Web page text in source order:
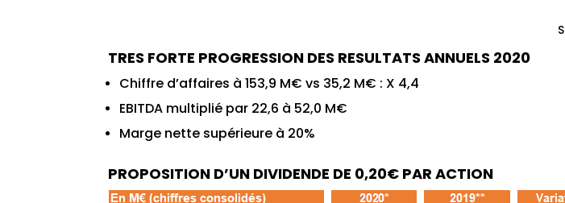
TRES FORTE PROGRESSION DES RESULTATS ANNUELS 2020
Chiffre d’affaires à 153,9 M€ vs 35,2 M€ : X 4,4
EBITDA multiplié par 22,6 à 52,0 M€
Marge nette supérieure à 20%
PROPOSITION D’UN DIVIDENDE DE 0,20€ PAR ACTION